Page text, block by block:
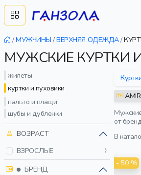
/МУЖЧИНЫ /ВЕРХНЯЯ ОДЕЖДА/
МУЖСКИЕ КУРТКИ
жилеты
куртки и пуховики
пальто и плащи
шубы и дубленки
ВОЗРАСТ
ВЗРОСЛЫЕ
БРЕНД
AMIRI
от
В
- 50 %